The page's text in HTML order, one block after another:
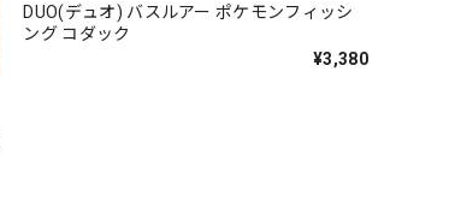
DUO(デュオ) バスルアー ポケモンフィッシ
ング コダック
¥3,380